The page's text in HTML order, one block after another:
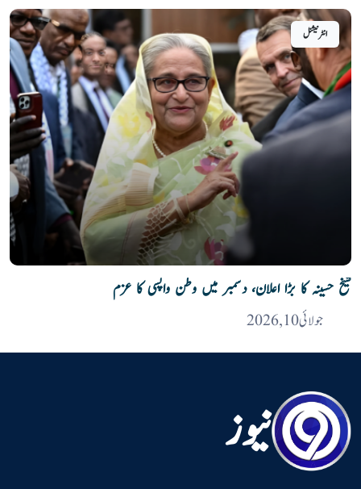
انٹرنیشنل
شیخ حسینہ کا بڑا اعلان، دسمبر میں وطن واپسی کا عزم
جولائی 10, 2026
نیوز